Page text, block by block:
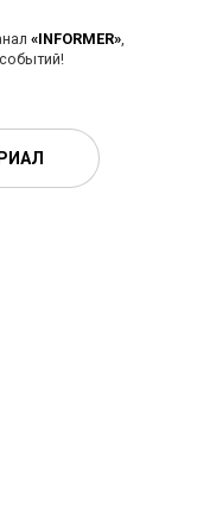
«INFORMER»,